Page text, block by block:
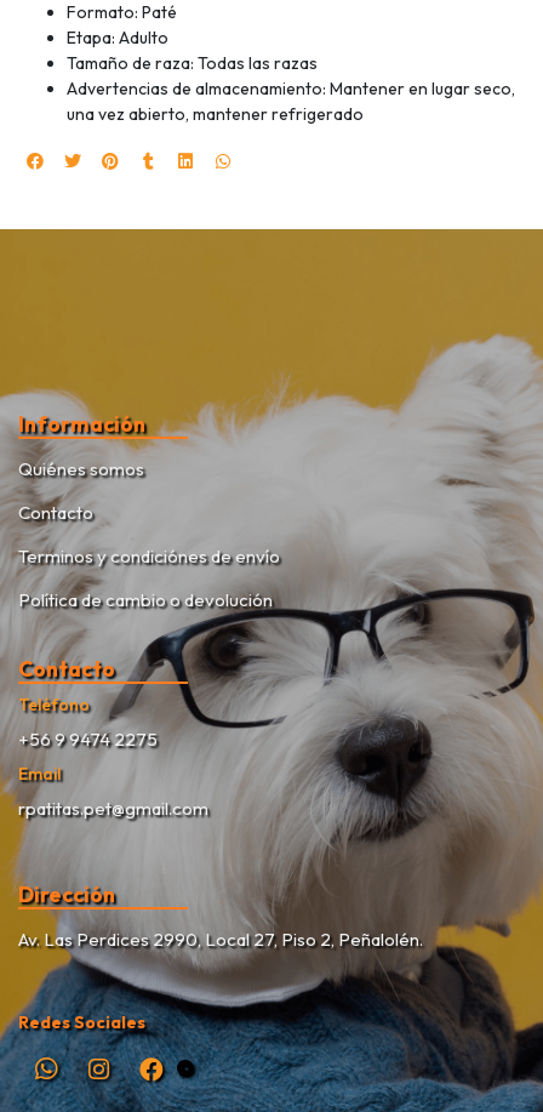
Formato: Paté
Etapa: Adulto
Tamaño de raza: Todas las razas
Advertencias de almacenamiento: Mantener en lugar seco,
una vez abierto, mantener refrigerado
Información
Quiénes somos
Contacto
Terminos y condiciónes de envío
Política de cambio o devolución
Contacto
Teléfono
+56 9 9474 2275
Email
rpatitas.pet@gmail.com
Dirección
Av. Las Perdices 2990, Local 27, Piso 2, Peñalolén.
Redes Sociales